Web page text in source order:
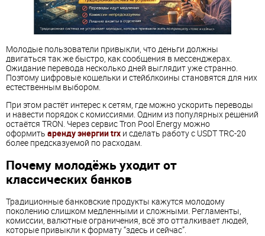
Молодые пользователи привыкли, что деньги должны
двигаться так же быстро, как сообщения в мессенджерах.
Ожидание перевода несколько дней выглядит уже странно.
Поэтому цифровые кошельки и стейблкоины становятся для них
естественным выбором.
При этом растёт интерес к сетям, где можно ускорить переводы
и навести порядок с комиссиями. Одним из популярных решений
остаётся TRON. Через сервис Tron Pool Energy можно
оформить аренду энергии trx и сделать работу с USDT TRC-20
более предсказуемой по расходам.
Почему молодёжь уходит от
классических банков
Традиционные банковские продукты кажутся молодому
поколению слишком медленными и сложными. Регламенты,
комиссии, валютные ограничения, всё это отталкивает людей,
которые привыкли к формату “здесь и сейчас”.